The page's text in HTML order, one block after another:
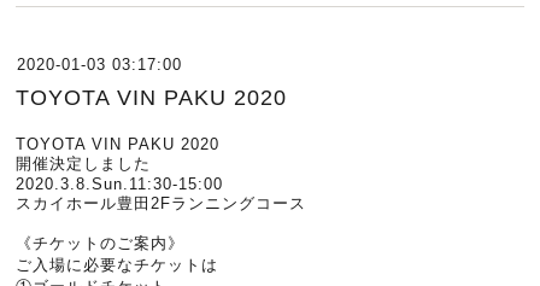
2020-01-03 03:17:00
TOYOTA VIN PAKU 2020
TOYOTA VIN PAKU 2020
開催決定しました
2020.3.8.Sun.11:30-15:00
スカイホール豊田2Fランニングコース
《チケットのご案内》
ご入場に必要なチケットは